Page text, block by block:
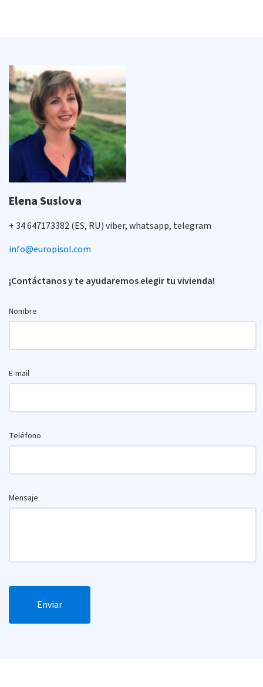
Elena Suslova
+ 34 647173382 (ES, RU) viber, whatsapp, telegram
info@europisol.com
¡Contáctanos y te ayudaremos elegir tu vivienda!
Nombre
E-mail
Teléfono
Mensaje
Enviar